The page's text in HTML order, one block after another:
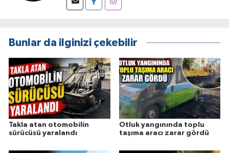
Bunlar da ilginizi çekebilir
Takla atan otomobilin
sürücüsü yaralandı
Otluk yangınında toplu
taşıma aracı zarar gördü